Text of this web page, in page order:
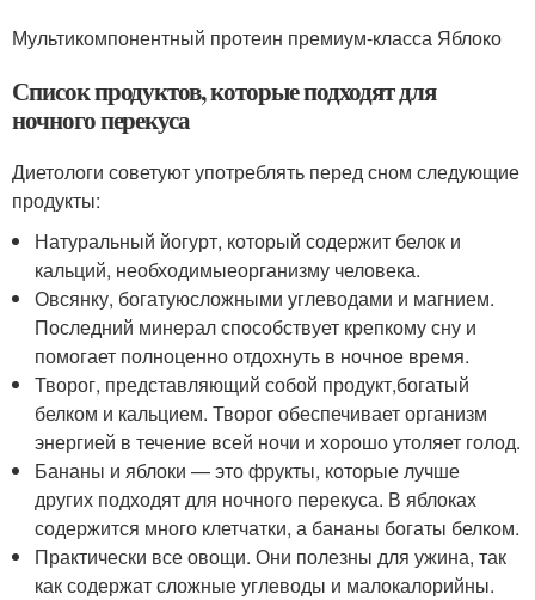
Мультикомпонентный протеин премиум-класса Яблоко
Список продуктов, которые подходят для
ночного перекуса
Диетологи советуют употреблять перед сном следующие
продукты:
Натуральный йогурт, который содержит белок и
кальций, необходимыеорганизму человека.
Овсянку, богатуюсложными углеводами и магнием.
Последний минерал способствует крепкому сну и
помогает полноценно отдохнуть в ночное время.
Творог, представляющий собой продукт,богатый
белком и кальцием. Творог обеспечивает организм
энергией в течение всей ночи и хорошо утоляет голод.
Бананы и яблоки — это фрукты, которые лучше
других подходят для ночного перекуса. В яблоках
содержится много клетчатки, а бананы богаты белком.
Практически все овощи. Они полезны для ужина, так
как содержат сложные углеводы и малокалорийны.